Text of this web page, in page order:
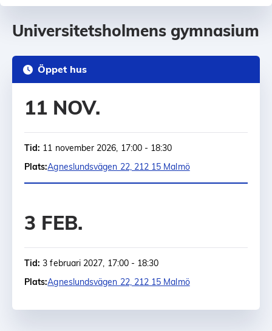
Universitetsholmens gymnasium
Öppet hus
11 NOV.
Tid: 11 november 2026, 17:00 - 18:30
Plats:Agneslundsvägen 22, 212 15 Malmö
3 FEB.
Tid: 3 februari 2027, 17:00 - 18:30
Plats:Agneslundsvägen 22, 212 15 Malmö